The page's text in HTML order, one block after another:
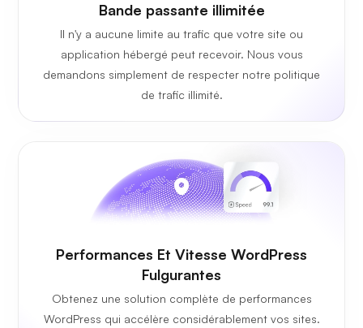
Bande passante illimitée
Il n'y a aucune limite au trafic que votre site ou
application hébergé peut recevoir. Nous vous
demandons simplement de respecter notre politique
de trafic illimité.
Performances Et Vitesse WordPress
Fulgurantes
Obtenez une solution complète de performances
WordPress qui accélère considérablement vos sites.